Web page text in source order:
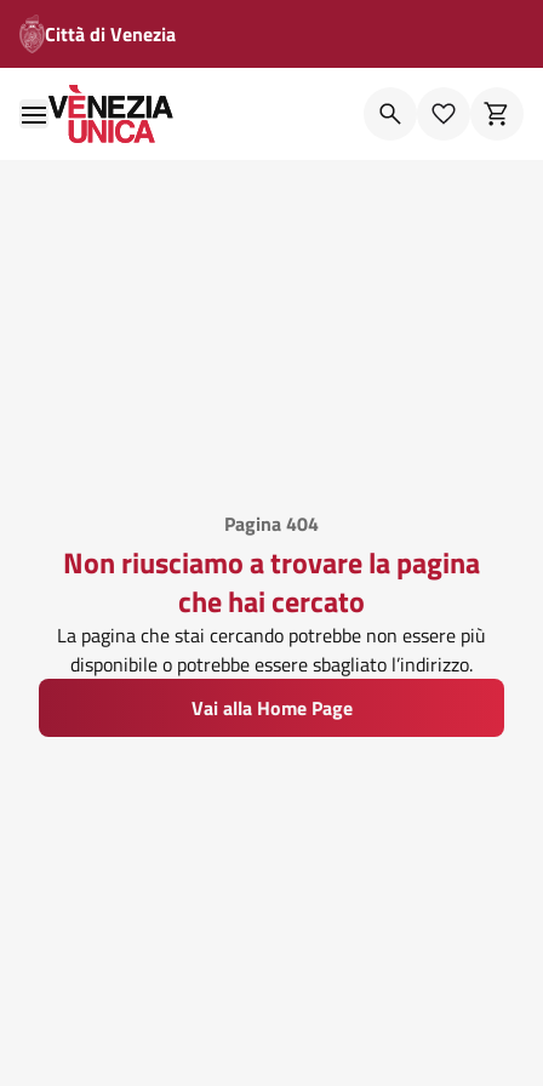
Città di Venezia
Pagina 404
Non riusciamo a trovare la pagina
che hai cercato
La pagina che stai cercando potrebbe non essere più
disponibile o potrebbe essere sbagliato l’indirizzo.
Vai alla Home Page